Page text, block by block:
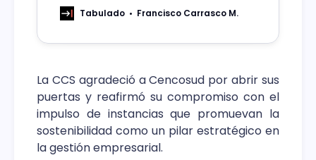
están innovando con soluciones de
de pedidos, clave para las exigencias
Tabulado Francisco Carrasco M.
La CCS agradeció a Cencosud por abrir sus
puertas y reafirmó su compromiso con el
impulso de instancias que promuevan la
sostenibilidad como un pilar estratégico en
la gestión empresarial.